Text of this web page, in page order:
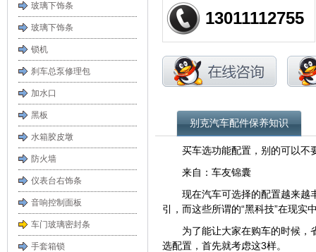
玻璃下饰条
玻璃下饰条
锁机
刹车总泵修理包
加水口
黑板
水箱胶皮墩
防火墙
仪表台右饰条
音响控制面板
车门玻璃密封条
手套箱锁
13011112755
别克汽车配件保养知识
买车选功能配置，别的可以不
来自：车友锦囊
现在汽车可选择的配置越来越
引，而这些所谓的“黑科技”在现实
为了能让大家在购车的时候，
选配置，首先就考虑这3样。